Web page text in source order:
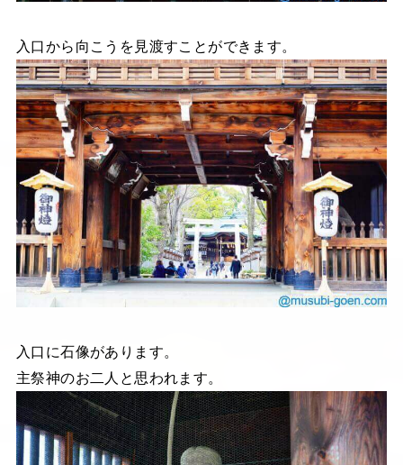
入口から向こうを見渡すことができます。
入口に石像があります。
主祭神のお二人と思われます。